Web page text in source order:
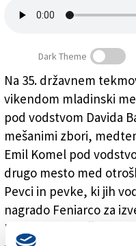
Diplome, ki jih je prejel
Emil Komel
Dark Theme
Na 35. državnem
vikendom mladinski
pod vodstvom Davida
mešanimi zbori,
Emil Komel pod
drugo mesto med
Pevci in pevke, ki jih
nagrado Feniarco za
Ubalda Vrabca.Žirijo